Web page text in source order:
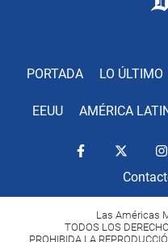
PORTADA LO ÚLTIMO
EEUU AMÉRICA
Las Américas
TODOS LOS
PROHIBIDA LA